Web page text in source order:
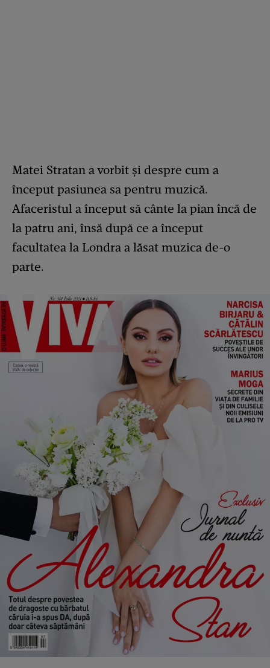
Matei Stratan a vorbit și despre cum a
început pasiunea sa pentru muzică.
Afaceristul a început să cânte la pian încă de
la patru ani, însă după ce a început
facultatea la Londra a lăsat muzica de-o
parte.